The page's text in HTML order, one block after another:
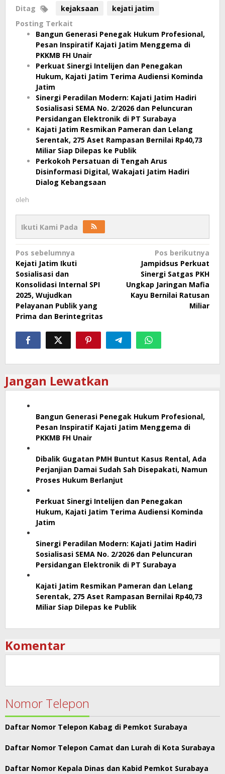
Ditag kejaksaan
kejati jatim
Posting Terkait
Bangun Generasi Penegak Hukum Profesional,
Pesan Inspiratif Kajati Jatim Menggema di
PKKMB FH Unair
Perkuat Sinergi Intelijen dan Penegakan
Hukum, Kajati Jatim Terima Audiensi Kominda
Jatim
Sinergi Peradilan Modern: Kajati Jatim Hadiri
Sosialisasi SEMA No. 2/2026 dan Peluncuran
Persidangan Elektronik di PT Surabaya
Kajati Jatim Resmikan Pameran dan Lelang
Serentak, 275 Aset Rampasan Bernilai Rp40,73
Miliar Siap Dilepas ke Publik
Perkokoh Persatuan di Tengah Arus
Disinformasi Digital, Wakajati Jatim Hadiri
Dialog Kebangsaan
oleh
Ikuti Kami Pada
Navigasi
pos
Pos sebelumnya
Kejati Jatim Ikuti
Sosialisasi dan
Konsolidasi Internal SPI
2025, Wujudkan
Pelayanan Publik yang
Prima dan Berintegritas
Pos berikutnya
Jampidsus Perkuat
Sinergi Satgas PKH
Ungkap Jaringan Mafia
Kayu Bernilai Ratusan
Miliar
Jangan Lewatkan
Bangun Generasi Penegak Hukum Profesional,
Pesan Inspiratif Kajati Jatim Menggema di
PKKMB FH Unair
Dibalik Gugatan PMH Buntut Kasus Rental, Ada
Perjanjian Damai Sudah Sah Disepakati, Namun
Proses Hukum Berlanjut
Perkuat Sinergi Intelijen dan Penegakan
Hukum, Kajati Jatim Terima Audiensi Kominda
Jatim
Sinergi Peradilan Modern: Kajati Jatim Hadiri
Sosialisasi SEMA No. 2/2026 dan Peluncuran
Persidangan Elektronik di PT Surabaya
Kajati Jatim Resmikan Pameran dan Lelang
Serentak, 275 Aset Rampasan Bernilai Rp40,73
Miliar Siap Dilepas ke Publik
Komentar
Nomor Telepon
Daftar Nomor Telepon Kabag di Pemkot Surabaya
Daftar Nomor Telepon Camat dan Lurah di Kota Surabaya
Daftar Nomor Kepala Dinas dan Kabid Pemkot Surabaya